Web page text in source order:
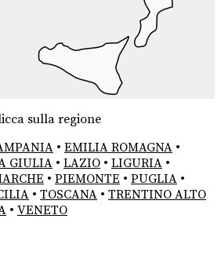
sulla regione
• EMILIA ROMAGNA •
GIULIA • LAZIO • LIGURIA •
• PIEMONTE • PUGLIA •
• TOSCANA • TRENTINO ALTO
• VENETO